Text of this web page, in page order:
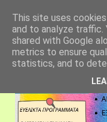
This site uses
and to analyze traffic.
shared with Google
metrics to ensure
statistics, and to